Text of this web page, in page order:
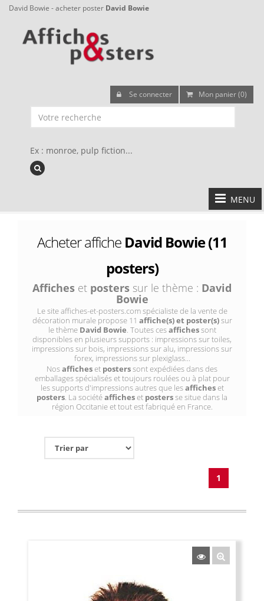
David Bowie - acheter poster David Bowie
Se connecter Mon panier (0)
Ex : monroe, pulp fiction...
MENU
Acheter affiche David Bowie (11
posters)
Affiches et posters sur le thème : David
Bowie
Le site affiches-et-posters.com spécialiste de la vente de
décoration murale propose 11 affiche(s) et poster(s)sur
le thème David Bowie. Toutes cesaffichessont
disponibles en plusieurs supports : impressions sur toiles,
impressions sur bois, impressions sur alu, impressions sur
forex, impressions sur plexiglass...
Nosafficheset posterssont expédiées dans des
emballages spécialisés et toujours roulées ou à plat pour
les supports d'impressions autres que lesafficheset
posters. La sociétéafficheset postersse situe dans la
région Occitanie et tout est fabriqué en France.
1